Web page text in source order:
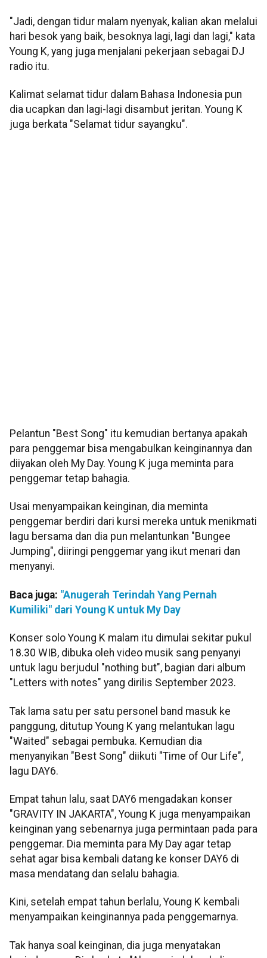
"Jadi, dengan tidur malam nyenyak, kalian akan melalui
hari besok yang baik, besoknya lagi, lagi dan lagi," kata
Young K, yang juga menjalani pekerjaan sebagai DJ
radio itu.
Kalimat selamat tidur dalam Bahasa Indonesia pun
dia ucapkan dan lagi-lagi disambut jeritan. Young K
juga berkata "Selamat tidur sayangku".
Pelantun "Best Song" itu kemudian bertanya apakah
para penggemar bisa mengabulkan keinginannya dan
diiyakan oleh My Day. Young K juga meminta para
penggemar tetap bahagia.
Usai menyampaikan keinginan, dia meminta
penggemar berdiri dari kursi mereka untuk menikmati
lagu bersama dan dia pun melantunkan "Bungee
Jumping", diiringi penggemar yang ikut menari dan
menyanyi.
Baca juga: "Anugerah Terindah Yang Pernah
Kumiliki" dari Young K untuk My Day
Konser solo Young K malam itu dimulai sekitar pukul
18.30 WIB, dibuka oleh video musik sang penyanyi
untuk lagu berjudul "nothing but", bagian dari album
"Letters with notes" yang dirilis September 2023.
Tak lama satu per satu personel band masuk ke
panggung, ditutup Young K yang melantukan lagu
"Waited" sebagai pembuka. Kemudian dia
menyanyikan "Best Song" diikuti "Time of Our Life",
lagu DAY6.
Empat tahun lalu, saat DAY6 mengadakan konser
"GRAVITY IN JAKARTA", Young K juga menyampaikan
keinginan yang sebenarnya juga permintaan pada para
penggemar. Dia meminta para My Day agar tetap
sehat agar bisa kembali datang ke konser DAY6 di
masa mendatang dan selalu bahagia.
Kini, setelah empat tahun berlalu, Young K kembali
menyampaikan keinginannya pada penggemarnya.
Tak hanya soal keinginan, dia juga menyatakan